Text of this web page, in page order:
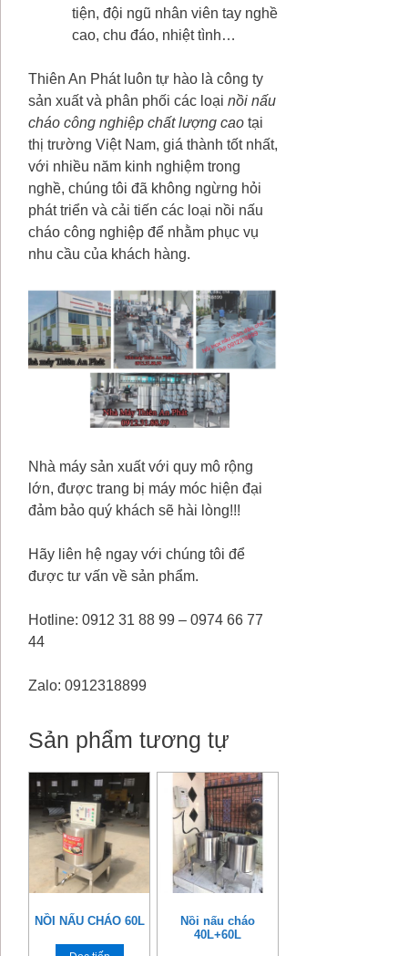
tiện, đội ngũ nhân viên tay nghề
cao, chu đáo, nhiệt tình…
Thiên An Phát luôn tự hào là công ty
sản xuất và phân phối các loại nồi nấu
cháo công nghiệp chất lượng cao tại
thị trường Việt Nam, giá thành tốt nhất,
với nhiều năm kinh nghiệm trong
nghề, chúng tôi đã không ngừng hỏi
phát triển và cải tiến các loại nồi nấu
cháo công nghiệp để nhằm phục vụ
nhu cầu của khách hàng.
Nhà máy sản xuất với quy mô rộng
lớn, được trang bị máy móc hiện đại
đảm bảo quý khách sẽ hài lòng!!!
Hãy liên hệ ngay với chúng tôi để
được tư vấn về sản phẩm.
Hotline: 0912 31 88 99 – 0974 66 77
44
Zalo: 0912318899
Sản phẩm tương tự
NỒI NẤU CHÁO 60L
Nồi nấu cháo
40L+60L